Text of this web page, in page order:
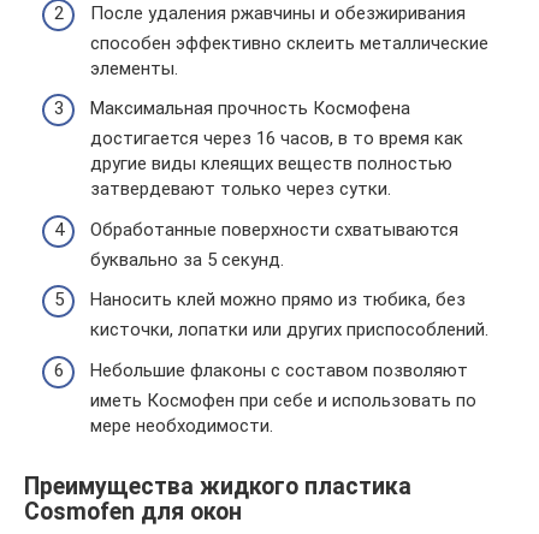
После удаления ржавчины и обезжиривания
способен эффективно склеить металлические
элементы.
Максимальная прочность Космофена
достигается через 16 часов, в то время как
другие виды клеящих веществ полностью
затвердевают только через сутки.
Обработанные поверхности схватываются
буквально за 5 секунд.
Наносить клей можно прямо из тюбика, без
кисточки, лопатки или других приспособлений.
Небольшие флаконы с составом позволяют
иметь Космофен при себе и использовать по
мере необходимости.
Преимущества жидкого пластика
Cosmofen для окон